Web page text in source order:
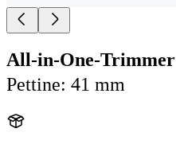
All-in-One-Trimmer
Pettine: 41 mm